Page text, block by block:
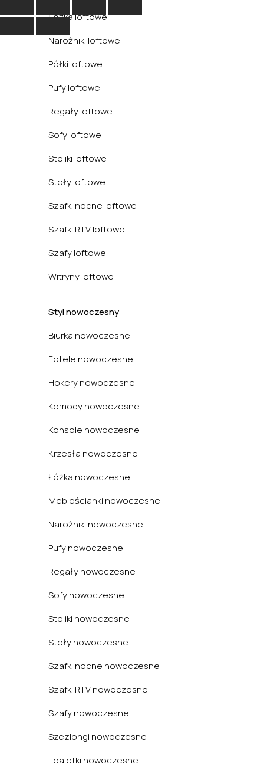
Łóżka loftowe
Narożniki loftowe
Półki loftowe
Pufy loftowe
Regały loftowe
Sofy loftowe
Stoliki loftowe
Stoły loftowe
Szafki nocne loftowe
Szafki RTV loftowe
Szafy loftowe
Witryny loftowe
Styl nowoczesny
Biurka nowoczesne
Fotele nowoczesne
Hokery nowoczesne
Komody nowoczesne
Konsole nowoczesne
Krzesła nowoczesne
Łóżka nowoczesne
Meblościanki nowoczesne
Narożniki nowoczesne
Pufy nowoczesne
Regały nowoczesne
Sofy nowoczesne
Stoliki nowoczesne
Stoły nowoczesne
Szafki nocne nowoczesne
Szafki RTV nowoczesne
Szafy nowoczesne
Szezlongi nowoczesne
Toaletki nowoczesne